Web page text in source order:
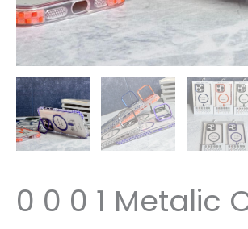
0 0 0 1 Metalic